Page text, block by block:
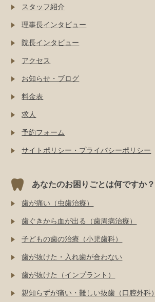
スタッフ紹介
理事長インタビュー
院長インタビュー
アクセス
お知らせ・ブログ
料金表
求人
予約フォーム
サイトポリシー・プライバシーポリシー
あなたのお困りごとは何ですか？
歯が痛い（虫歯治療）
歯ぐきから血が出る（歯周病治療）
子どもの歯の治療（小児歯科）
歯が抜けた・入れ歯が合わない
歯が抜けた（インプラント）
親知らずが痛い・難しい抜歯（口腔外科）